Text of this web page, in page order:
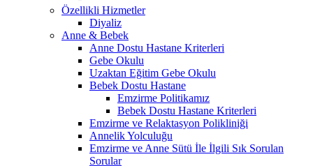
Özellikli Hizmetler
Diyaliz
Anne & Bebek
Anne Dostu Hastane Kriterleri
Gebe Okulu
Uzaktan Eğitim Gebe Okulu
Bebek Dostu Hastane
Emzirme Politikamız
Bebek Dostu Hastane Kriterleri
Emzirme ve Relaktasyon Polikliniği
Annelik Yolculuğu
Emzirme ve Anne Sütü İle İlgili Sık Sorulan
Sorular